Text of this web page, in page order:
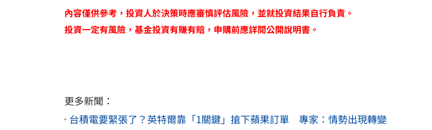
內容僅供參考，投資人於決策時應審慎評估風險，並就投資結果自行負責。
投資一定有風險，基金投資有賺有賠，申購前應詳閱公開說明書。
更多新聞：
台積電要緊張了？英特爾靠「1關鍵」搶下蘋果訂單 專家：情勢出現轉變